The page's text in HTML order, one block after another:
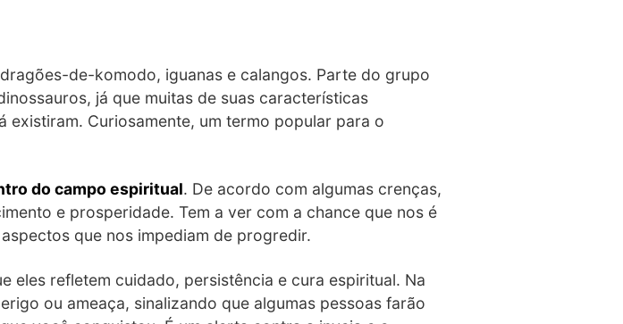
de-komodo, iguanas e calangos. Parte do grupo
já que muitas de suas características
existiram. Curiosamente, um termo popular para o
do campo espiritual. De acordo com algumas crenças,
e prosperidade. Tem a ver com a chance que nos é
que nos impediam de progredir.
eles refletem cuidado, persistência e cura espiritual. Na
ou ameaça, sinalizando que algumas pessoas farão